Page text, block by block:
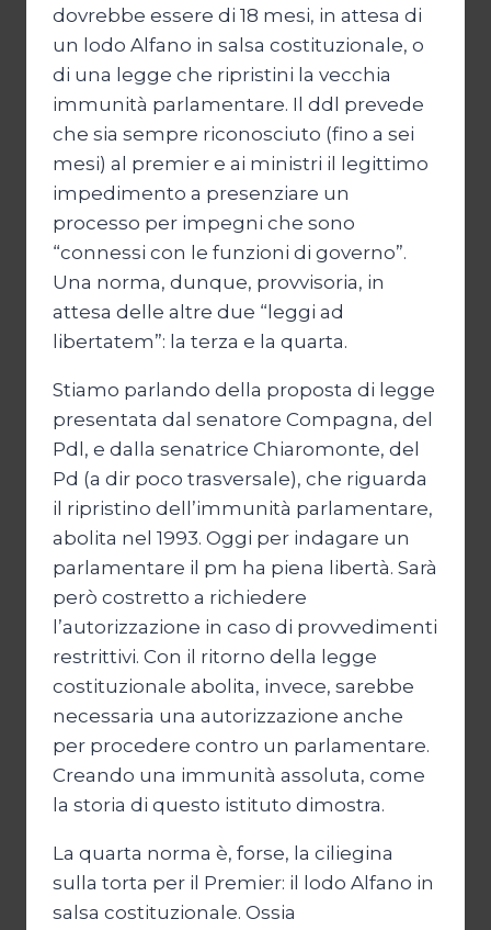
dovrebbe essere di 18 mesi, in attesa di
un lodo Alfano in salsa costituzionale, o
di una legge che ripristini la vecchia
immunità parlamentare. Il ddl prevede
che sia sempre riconosciuto (fino a sei
mesi) al premier e ai ministri il legittimo
impedimento a presenziare un
processo per impegni che sono
“connessi con le funzioni di governo”.
Una norma, dunque, provvisoria, in
attesa delle altre due “leggi ad
libertatem”: la terza e la quarta.
Stiamo parlando della proposta di legge
presentata dal senatore Compagna, del
Pdl, e dalla senatrice Chiaromonte, del
Pd (a dir poco trasversale), che riguarda
il ripristino dell’immunità parlamentare,
abolita nel 1993. Oggi per indagare un
parlamentare il pm ha piena libertà. Sarà
però costretto a richiedere
l’autorizzazione in caso di provvedimenti
restrittivi. Con il ritorno della legge
costituzionale abolita, invece, sarebbe
necessaria una autorizzazione anche
per procedere contro un parlamentare.
Creando una immunità assoluta, come
la storia di questo istituto dimostra.
La quarta norma è, forse, la ciliegina
sulla torta per il Premier: il lodo Alfano in
salsa costituzionale. Ossia